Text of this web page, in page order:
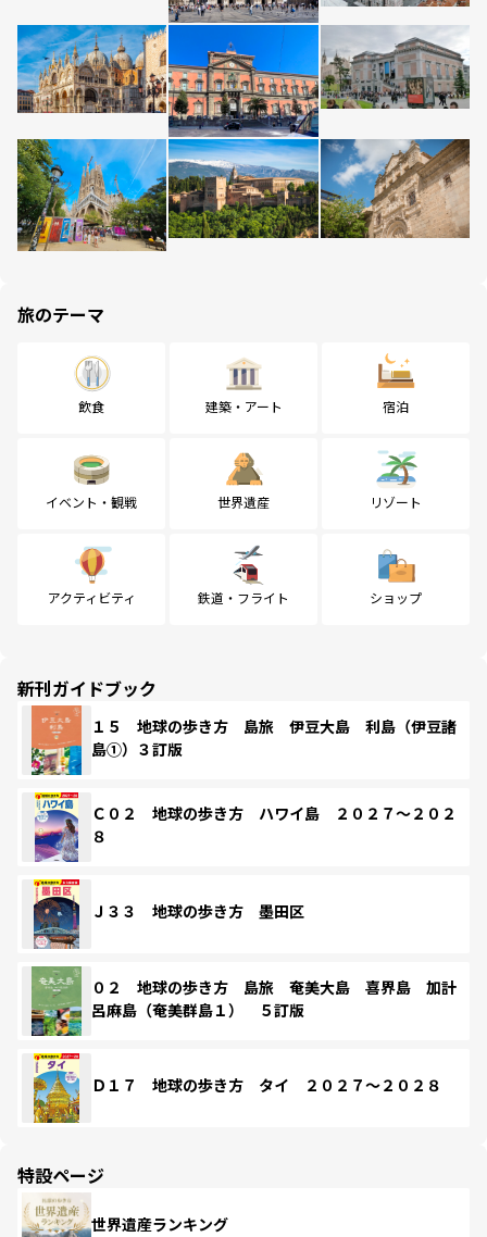
旅のテーマ
飲食 建築・アート 宿泊
イベント・観戦 世界遺産 リゾート
アクティビティ 鉄道・フライト ショップ
新刊ガイドブック
１５ 地球の歩き方 島旅 伊豆大島 利島（伊豆諸
島①）３訂版
Ｃ０２ 地球の歩き方 ハワイ島 ２０２７～２０２
８
Ｊ３３ 地球の歩き方 墨田区
０２ 地球の歩き方 島旅 奄美大島 喜界島 加計
呂麻島（奄美群島１） ５訂版
Ｄ１７ 地球の歩き方 タイ ２０２７～２０２８
特設ページ
世界遺産ランキング